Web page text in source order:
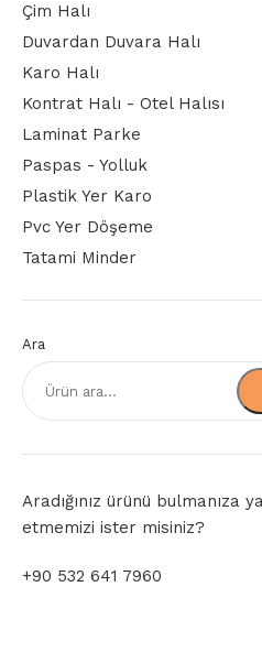
Çim Halı
Duvardan Duvara Halı
Karo Halı
Kontrat Halı - Otel Halısı
Laminat Parke
Paspas - Yolluk
Plastik Yer Karo
Pvc Yer Döşeme
Tatami Minder
Ara
Aradığınız ürünü bulmanıza
etmemizi ister misiniz?
+90 532 641 7960